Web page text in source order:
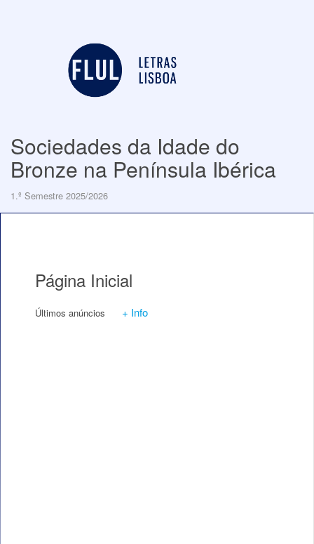
Sociedades da Idade do
Bronze na Península Ibérica
1.º Semestre 2025/2026
Página Inicial
Últimos anúncios + Info